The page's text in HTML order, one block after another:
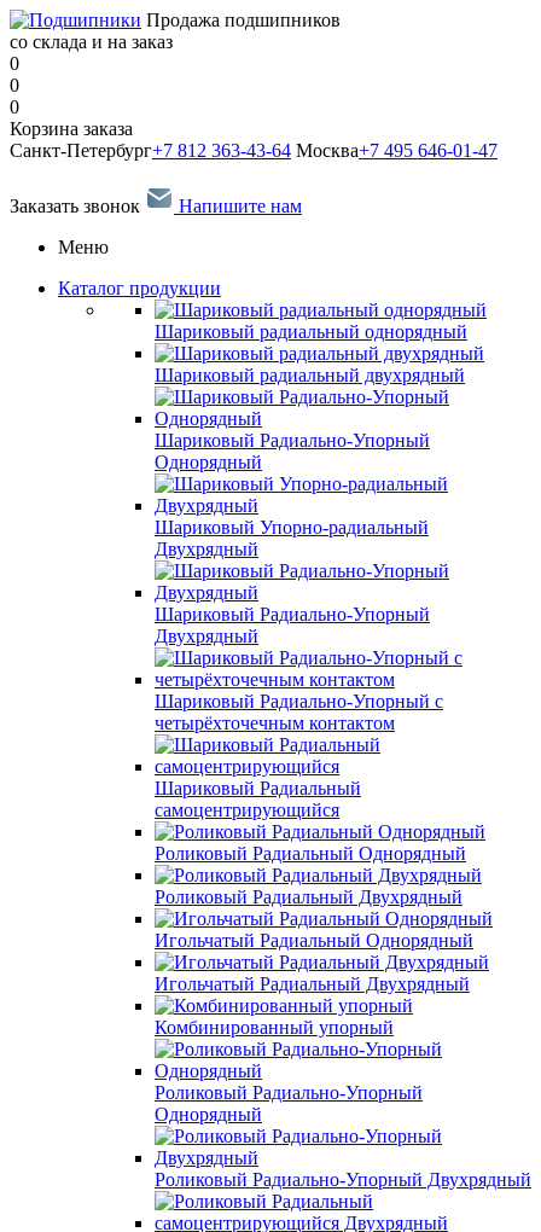
Продажа подшипников
со склада и на заказ
0
0
0
Корзина заказа
Санкт-Петербург+7 812 363-43-64 Москва+7 495 646-01-47
Заказать звонок
Напишите нам
Меню
Каталог продукции
Шариковый радиальный однорядный
Шариковый радиальный двухрядный
Шариковый Радиально-Упорный
Однорядный
Шариковый Упорно-радиальный
Двухрядный
Шариковый Радиально-Упорный
Двухрядный
Шариковый Радиально-Упорный с
четырёхточечным контактом
Шариковый Радиальный
самоцентрирующийся
Роликовый Радиальный Однорядный
Роликовый Радиальный Двухрядный
Игольчатый Радиальный Однорядный
Игольчатый Радиальный Двухрядный
Комбинированный упорный
Роликовый Радиально-Упорный
Однорядный
Роликовый Радиально-Упорный Двухрядный